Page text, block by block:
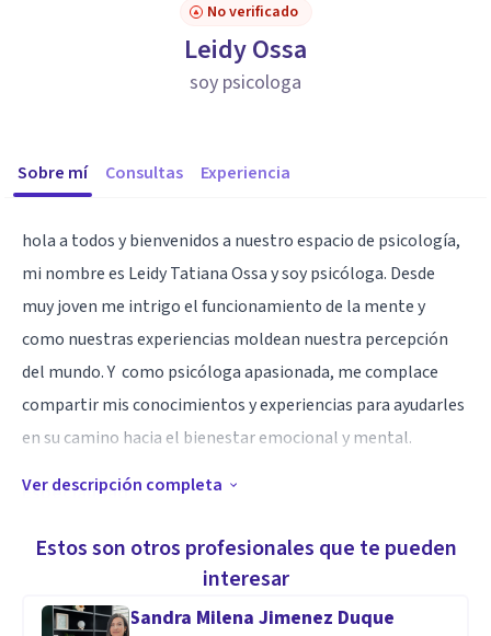
No verificado
Leidy Ossa
soy psicologa
Sobre mí Consultas Experiencia
hola a todos y bienvenidos a nuestro espacio de psicología,
mi nombre es Leidy Tatiana Ossa y soy psicóloga. Desde
muy joven me intrigo el funcionamiento de la mente y
como nuestras experiencias moldean nuestra percepción
del mundo. Y como psicóloga apasionada, me complace
compartir mis conocimientos y experiencias para ayudarles
en su camino hacia el bienestar emocional y mental.
Especialidad
apoyo y guía para superar los desafíos de la vida. soy un
ofrecerte una oportunidad única para mejorar tu bienestar
Ver descripción completa
Estos son otros profesionales que te pueden
interesar
Sandra Milena Jimenez Duque